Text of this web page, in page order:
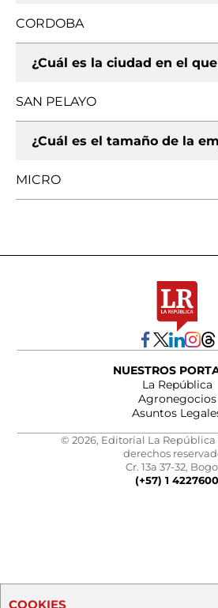
CORDOBA
¿Cuál es la ciudad en el
SAN PELAYO
¿Cuál es el tamaño de la
MICRO
NUESTROS
La República
Agronegocios
Asuntos
© 2026, Editorial La República
derechos
Cr. 13a 37-32,
(+57) 1 4227600
COOKIES